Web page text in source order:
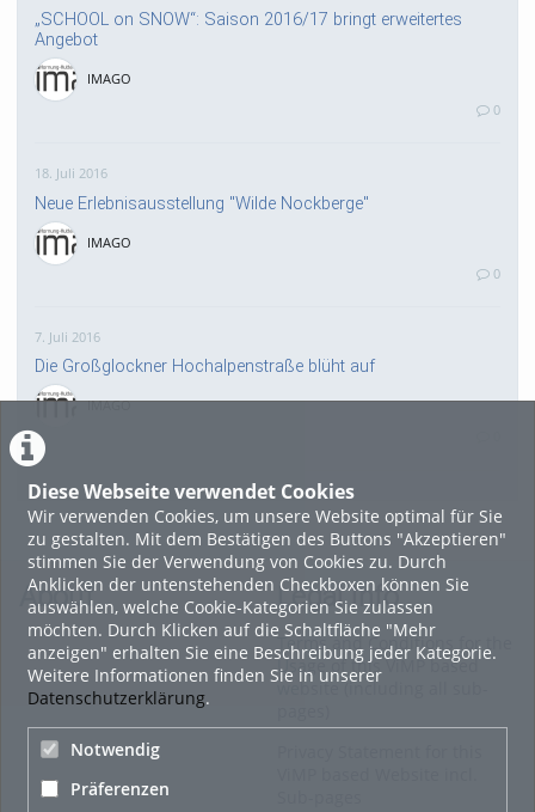
Diese Webseite verwendet Cookies
Wir verwenden Cookies, um unsere Website optimal für Sie
zu gestalten. Mit dem Bestätigen des Buttons "Akzeptieren"
stimmen Sie der Verwendung von Cookies zu. Durch
Anklicken der untenstehenden Checkboxen können Sie
auswählen, welche Cookie-Kategorien Sie zulassen
möchten. Durch Klicken auf die Schaltfläche "Mehr
anzeigen" erhalten Sie eine Beschreibung jeder Kategorie.
Weitere Informationen finden Sie in unserer
Datenschutzerklärung.
Notwendig
Präferenzen
„SCHOOL on SNOW“: Saison 2016/17 bringt erweitertes
Angebot
IMAGO
0
18. Juli 2016
Neue Erlebnisausstellung "Wilde Nockberge"
IMAGO
0
7. Juli 2016
Die Großglockner Hochalpenstraße blüht auf
IMAGO
18. Februar 2015
Altstadt Salzburg Fashion Night
HOHU
Alle Blogeinträge zeigen
About Legal Info
Terms and Conditions for the
Usage of this ViMP based
website (including all sub-